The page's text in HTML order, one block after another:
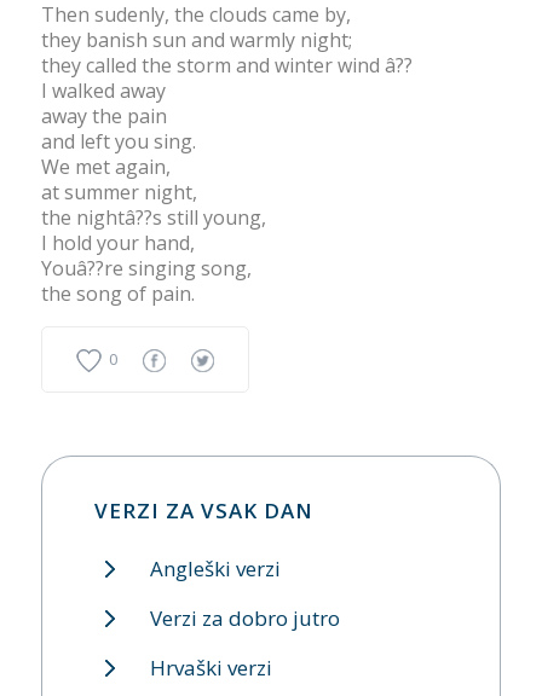
Then sudenly, the clouds came by,
they banish sun and warmly night;
they called the storm and winter wind â??
I walked away
away the pain
and left you sing.
We met again,
at summer night,
the nightâ??s still young,
I hold your hand,
Youâ??re singing song,
the song of pain.
0
VERZI ZA VSAK DAN
Angleški verzi
Verzi za dobro jutro
Hrvaški verzi